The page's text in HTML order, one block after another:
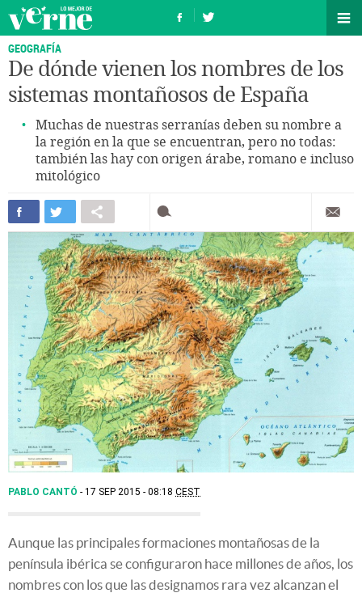
GEOGRAFÍA
De dónde vienen los nombres de los
sistemas montañosos de España
Muchas de nuestras serranías deben su nombre a
la región en la que se encuentran, pero no todas:
también las hay con origen árabe, romano e incluso
mitológico
PABLO CANTÓ 17 SEP 2015 - 08:18 CEST
Aunque las principales formaciones montañosas de la
península ibérica se configuraron hace millones de años, los
nombres con los que las designamos rara vez alcanzan el